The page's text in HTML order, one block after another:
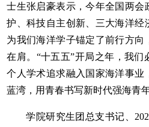
士生张启豪表示，今年全国两会
护、科技自主创新、三大海洋经
为我们海洋学子锚定了前行方向
在肩。“十五五”开局之年，我
个人学术追求融入国家海洋事业
蓝湾，用青春书写新时代强海青
学院研究生团总支书记、